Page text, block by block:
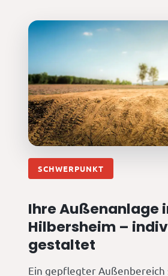
SCHWERPUNKT
Ihre Außenanlage
Hilbersheim –
gestaltet
Ein gepflegter